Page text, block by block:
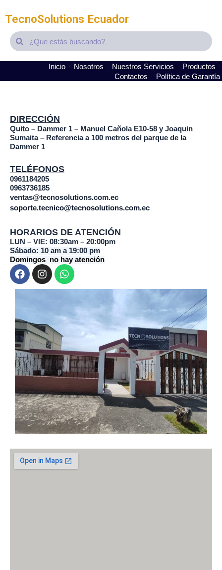
TecnoSolutions Ecuador
SearchSearch
Inicio Nosotros Nuestros Servicios
Productos
Contactos
Política de Garantía
DIRECCIÓN
Quito – Dammer 1 – Manuel Cañola E10-58 y Joaquin
Sumaita – Referencia a 100 metros del parque de la
Dammer 1
TELÉFONOS
0961184205
0963736185
ventas@tecnosolutions.com.ec
soporte.tecnico@tecnosolutions.com.ec
HORARIOS DE ATENCIÓN
LUN – VIE: 08:30am – 20:00pm
Sábado: 10 am a 19:00 pm
Domingos no hay atención
F
a
c
o
o
k
I
n
s
r
a
m
W
h
a
a